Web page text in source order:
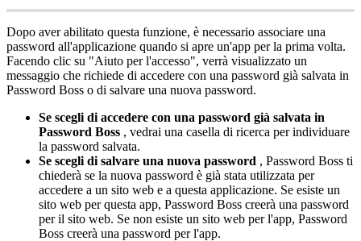
Dopo aver abilitato questa funzione, è necessario associare una
password all'applicazione quando si apre un'app per la prima volta.
Facendo clic su "Aiuto per l'accesso", verrà visualizzato un
messaggio che richiede di accedere con una password già salvata in
Password Boss o di salvare una nuova password.
Se scegli di accedere con una password già salvata in
Password Boss , vedrai una casella di ricerca per individuare
la password salvata.
Se scegli di salvare una nuova password , Password Boss ti
chiederà se la nuova password è già stata utilizzata per
accedere a un sito web e a questa applicazione. Se esiste un
sito web per questa app, Password Boss creerà una password
per il sito web. Se non esiste un sito web per l'app, Password
Boss creerà una password per l'app.